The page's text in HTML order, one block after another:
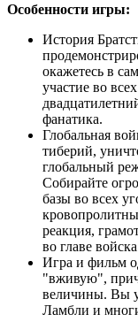
Особенности игры:
История
окажетесь в
участие во
фанатика.
Глобальная
тиберий,
глобальный
Собирайте
базы во всех
реакция,
во главе
Игра и фильм
"вживую",
величины. Вы
Ламбли и